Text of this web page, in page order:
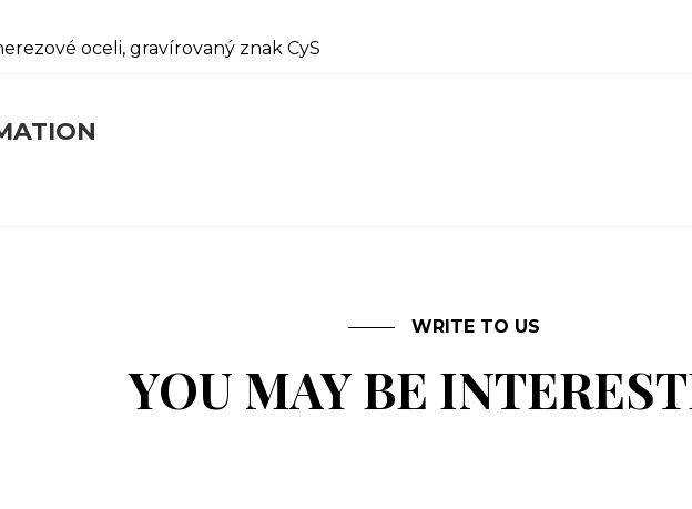
oceli, gravírovaný znak CyS
WRITE TO US
YOU MAY BE